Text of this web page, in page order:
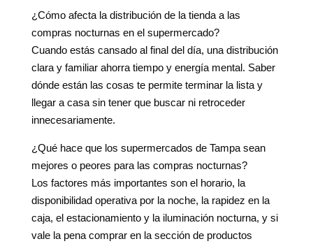
¿Cómo afecta la distribución de la tienda a las
compras nocturnas en el supermercado?
Cuando estás cansado al final del día, una distribución
clara y familiar ahorra tiempo y energía mental. Saber
dónde están las cosas te permite terminar la lista y
llegar a casa sin tener que buscar ni retroceder
innecesariamente.
¿Qué hace que los supermercados de Tampa sean
mejores o peores para las compras nocturnas?
Los factores más importantes son el horario, la
disponibilidad operativa por la noche, la rapidez en la
caja, el estacionamiento y la iluminación nocturna, y si
vale la pena comprar en la sección de productos